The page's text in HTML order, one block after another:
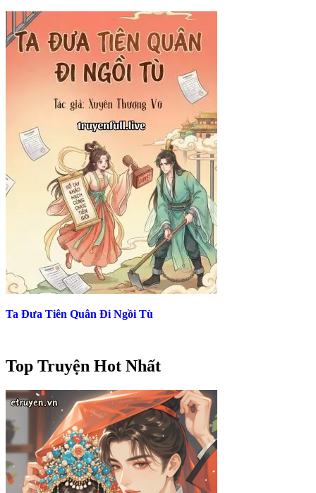
Ta Đưa Tiên Quân Đi Ngồi Tù
Top Truyện Hot Nhất